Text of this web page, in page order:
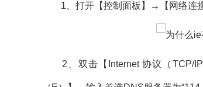
1、打开【控制面板】→【网络连
2、双击【Internet 协议（TCP/IP